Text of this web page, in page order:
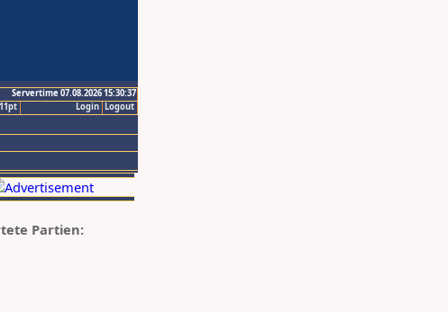
Servertime 07.08.2026 15:30:37
Logout
Login
Partien: